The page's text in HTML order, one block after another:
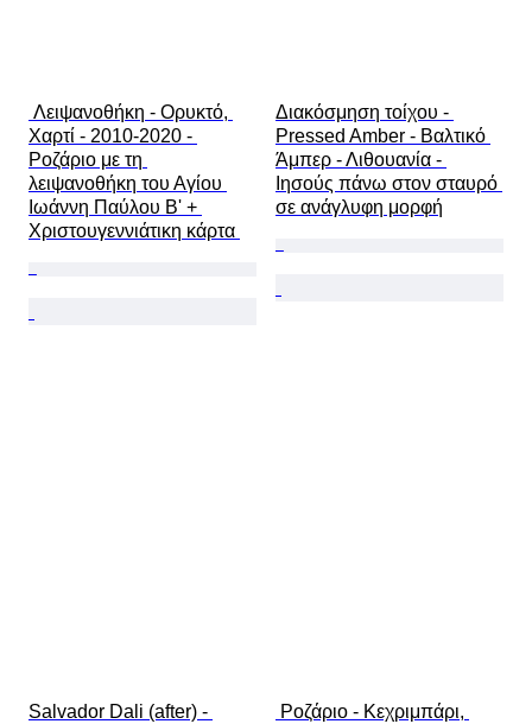
Χαρτί - 2010-2020 -
Ροζάριο με τη
λειψανοθήκη του Αγίου
Ιωάννη Παύλου Β' +
Χριστουγεννιάτικη κάρτα
Διακόσμηση τοίχου -
Pressed Amber - Βαλτικό
Άμπερ - Λιθουανία -
Ιησούς πάνω στον σταυρό
σε ανάγλυφη μορφή
Salvador Dali (after) -